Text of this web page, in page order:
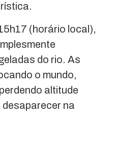
(horário local),
do rio. As
o mundo,
altitude
na